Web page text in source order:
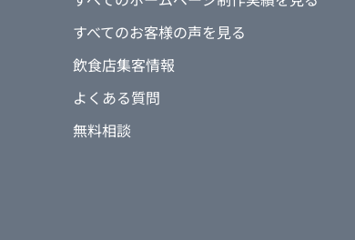
すべてのお客様の声を見る
飲食店集客情報
よくある質問
無料相談